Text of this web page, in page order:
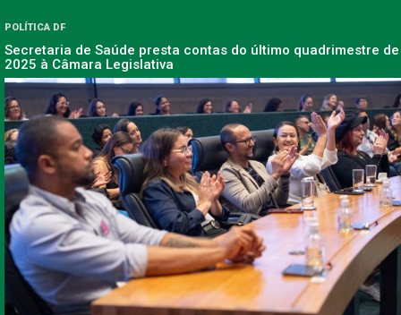
POLÍTICA DF
Secretaria de Saúde presta contas do último quadrimestre de
2025 à Câmara Legislativa